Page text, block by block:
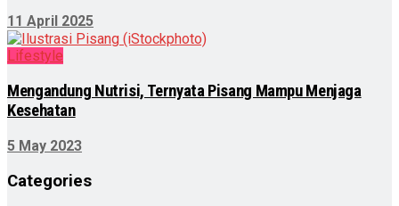
11 April 2025
Lifestyle
Mengandung Nutrisi, Ternyata Pisang Mampu Menjaga
Kesehatan
5 May 2023
Categories